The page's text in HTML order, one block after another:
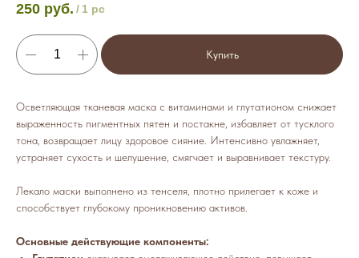
250 руб. / 1 pc
Купить
Осветляющая тканевая маска с витаминами и глутатионом снижает
выраженность пигментных пятен и постакне, избавляет от тусклого
тона, возвращает лицу здоровое сияние. Интенсивно увлажняет,
устраняет сухость и шелушение, смягчает и выравнивает текстуру.
Лекало маски выполнено из тенселя, плотно прилегает к коже и
способствует глубокому проникновению активов.
Основные действующие компоненты: